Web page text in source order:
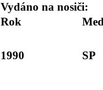
Vydáno na nosiči:
Rok
1990 SP